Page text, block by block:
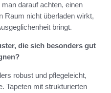
darauf achten, einen
Raum nicht überladen wirkt,
bringt.
die sich besonders gut
robust und pflegeleicht,
Tapeten mit strukturierten